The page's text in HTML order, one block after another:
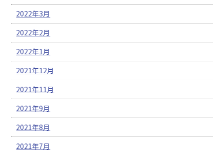
2022年3月
2022年2月
2022年1月
2021年12月
2021年11月
2021年9月
2021年8月
2021年7月